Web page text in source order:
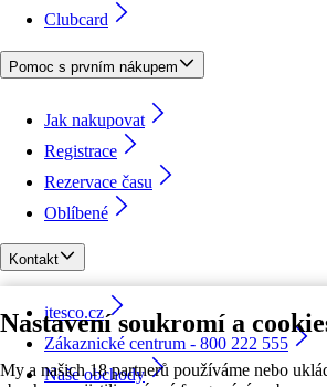
Nastavení soukromí a
My a našich 18 partnerů používáme nebo
Clubcard
Pomoc s prvním nákupem
Jak nakupovat
Registrace
Rezervace času
Oblíbené
Kontakt
itesco.cz
Zákaznické centrum - 800 222 555
Naše obchody